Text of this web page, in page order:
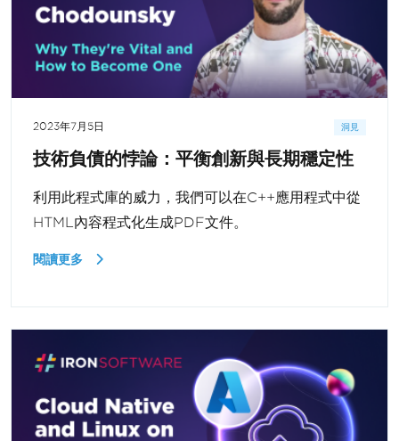
2023年7月5日 洞見
技術負債的悖論：平衡創新與長期穩定性
利用此程式庫的威力，我們可以在C++應用程式中從
HTML內容程式化生成PDF文件。
閱讀更多